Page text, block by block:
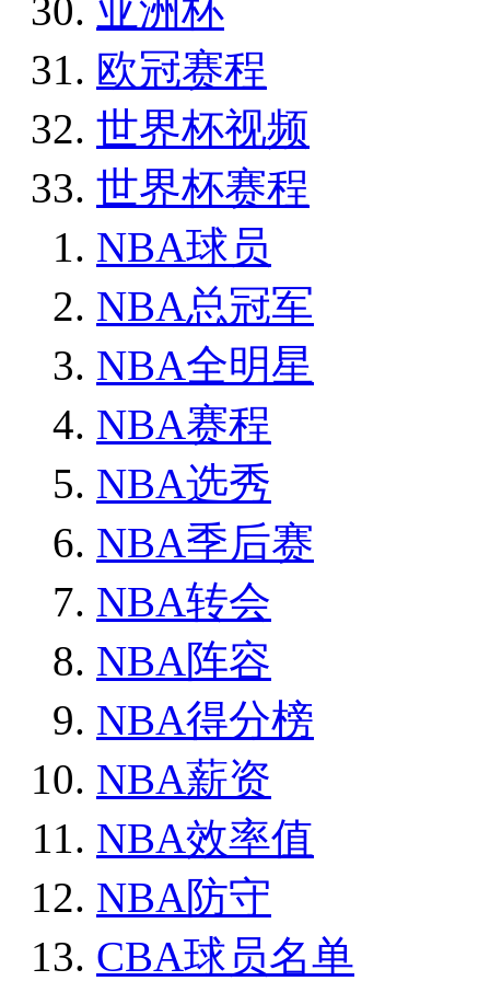
亚洲杯
欧冠赛程
世界杯视频
世界杯赛程
NBA球员
NBA总冠军
NBA全明星
NBA赛程
NBA选秀
NBA季后赛
NBA转会
NBA阵容
NBA得分榜
NBA薪资
NBA效率值
NBA防守
CBA球员名单